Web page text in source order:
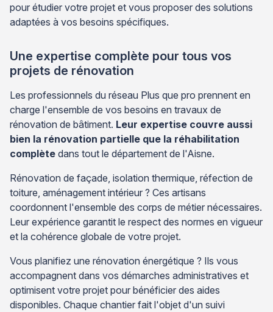
pour étudier votre projet et vous proposer des solutions
adaptées à vos besoins spécifiques.
Une expertise complète pour tous vos
projets de rénovation
Les professionnels du réseau Plus que pro prennent en
charge l'ensemble de vos besoins en travaux de
rénovation de bâtiment. Leur expertise couvre aussi
bien la rénovation partielle que la réhabilitation
complète dans tout le département de l'Aisne.
Rénovation de façade, isolation thermique, réfection de
toiture, aménagement intérieur ? Ces artisans
coordonnent l'ensemble des corps de métier nécessaires.
Leur expérience garantit le respect des normes en vigueur
et la cohérence globale de votre projet.
Vous planifiez une rénovation énergétique ? Ils vous
accompagnent dans vos démarches administratives et
optimisent votre projet pour bénéficier des aides
disponibles. Chaque chantier fait l'objet d'un suivi